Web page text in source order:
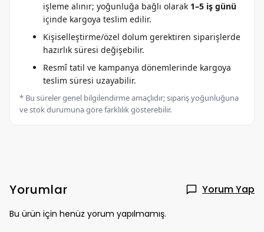
işleme alınır; yoğunluğa bağlı olarak 1–5 iş günü
içinde kargoya teslim edilir.
Kişiselleştirme/özel dolum gerektiren siparişlerde
hazırlık süresi değişebilir.
Resmî tatil ve kampanya dönemlerinde kargoya
teslim süresi uzayabilir.
* Bu süreler genel bilgilendirme amaçlıdır; sipariş yoğunluğuna
ve stok durumuna göre farklılık gösterebilir.
Yorumlar Yorum Yap
Bu ürün için henüz yorum yapılmamış.